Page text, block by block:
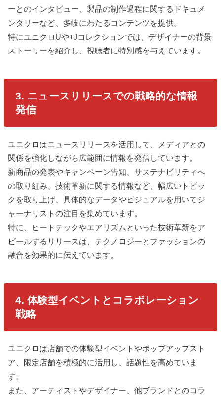
ーとのインタビュー、製品の制作過程に関するドキュメ
ンタリーなど、多岐にわたるコンテンツを提供。
特にユニクロUや+Jコレクションでは、デザイナーの背景
ストーリーを紹介し、視聴者に特別感を与えています。
3. ニュースリリースでの戦略的な情報
発信
ユニクロはニュースリリースを活用して、メディアとの
関係を強化しながら広範囲に情報を発信しています。
新商品の発表やキャンペーン告知、サステナビリティへ
の取り組み、技術革新に関する情報など、幅広いトピッ
クを取り上げ、具体的なデータやビジュアルを用いてジ
ャーナリストの注目を集めています。
特に、ヒートテックやエアリズムといった技術革新をア
ピールするリリースは、テクノロジーとファッションの
融合を効果的に伝えています。
4. 体験型イベントとコラボレーション
戦略
ユニクロは店舗での体験型イベントやポップアップスト
ア、限定店舗を積極的に活用し、話題性を高めていま
す。
また、アーティストやデザイナー、他ブランドとのコラ